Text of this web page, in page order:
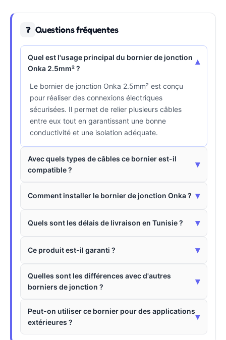
❓ Questions fréquentes
Quel est l'usage principal du bornier de jonction
Onka 2.5mm² ?
▾
Le bornier de jonction Onka 2.5mm² est conçu
pour réaliser des connexions électriques
sécurisées. Il permet de relier plusieurs câbles
entre eux tout en garantissant une bonne
conductivité et une isolation adéquate.
Avec quels types de câbles ce bornier est-il
compatible ?
▾
Comment installer le bornier de jonction Onka ? ▾
Quels sont les délais de livraison en Tunisie ? ▾
Ce produit est-il garanti ? ▾
Quelles sont les différences avec d'autres
borniers de jonction ?
▾
Peut-on utiliser ce bornier pour des applications
extérieures ?
▾